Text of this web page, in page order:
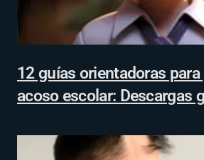
12 guías orientadoras para
acoso escolar: Descargas